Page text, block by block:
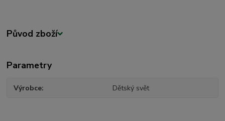
Původ zboží
Parametry
Výrobce Dětský svět